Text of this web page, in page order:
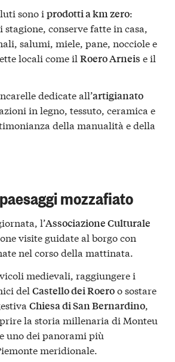
sono i prodotti a km zero:
conserve fatte in casa,
salumi, miele, pane, nocciole e
locali come il Roero Arneis e il
dedicate all’artigianato
in legno, tessuto, ceramica e
della manualità e della
mozzafiato
l’Associazione Culturale
visite guidate al borgo con
nel corso della mattinata.
medievali, raggiungere i
del Castello dei Roeroo sostare
Chiesa di San Bernardino
la storia millenaria di Monteu
uno dei panorami più
meridionale.